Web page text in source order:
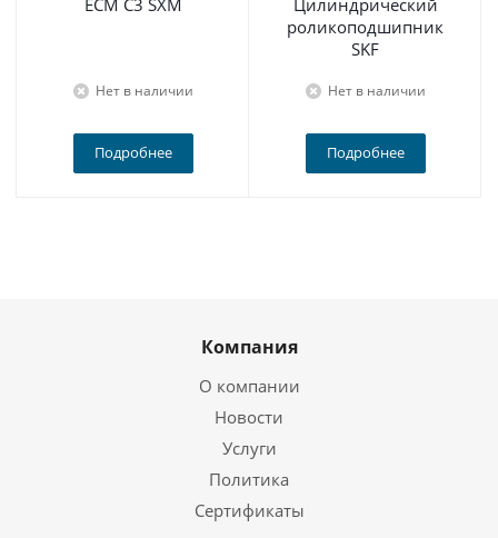
ECM C3 SXM
Нет в наличии
Подробнее
Цилиндрический
роликоподшипник
SKF
Нет в наличии
Подробнее
Компания
О компании
Новости
Услуги
Политика
Сертификаты